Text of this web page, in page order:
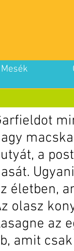
a
életben,
olasz
az
amit